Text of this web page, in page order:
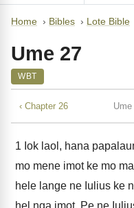
Home › Bibles › Lote Bible
Ume 27
WBT
‹ Chapter 26
1 Iok laol, hana
mo mene imot ke mo
hele lange ne Iulius ke
hel nga imot. Pe ne